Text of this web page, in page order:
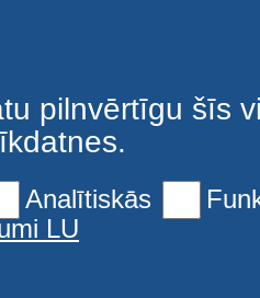
Visas tiesības aizsargātas
pilnvērtīgu šīs
Analītiskās
LU